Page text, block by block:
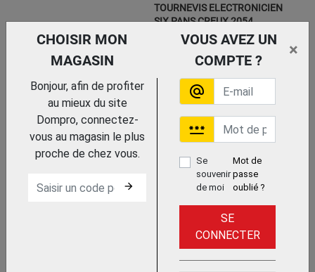
TOURNEVIS ELECTRONICIEN
SIX PANS CREUX 2054
Trouvez le chez votre adhérent
TOURNEVIS A FENTE 334
WERA
CHOISIR MON
MAGASIN
VOUS AVEZ UN
COMPTE ?
×
Bonjour, afin de profiter
au mieux du site
Dompro, connectez-
vous au magasin le plus
proche de chez vous.
arrow_forward
alternate_email
password
Se
souvenir
de moi
Mot de
passe
oublié ?
SE
CONNECTER